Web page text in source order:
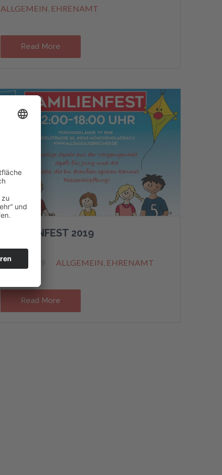
ALLGEMEIN EHRENAMT
Read More
FAMILIENFEST 2019
8. JULI 2019 ALLGEMEIN EHRENAMT
Read More